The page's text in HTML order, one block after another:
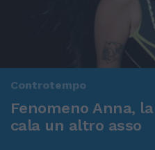
Controtempo
Fenomeno Anna,
cala un altro asso